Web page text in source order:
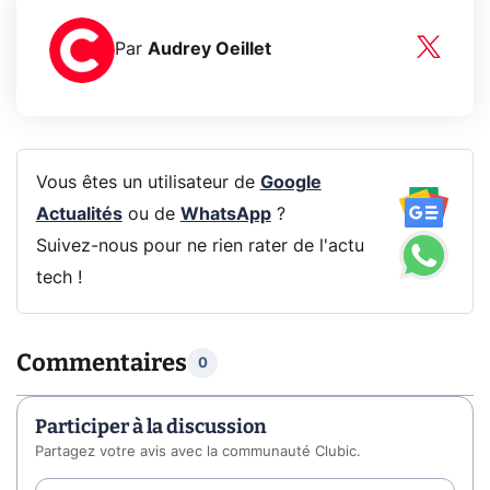
Par Audrey Oeillet
Vous êtes un utilisateur de Google
Actualitésou de WhatsApp?
Suivez-nous pour ne rien rater de l'actu
tech !
Commentaires 0
Participer à la discussion
Partagez votre avis avec la communauté Clubic.